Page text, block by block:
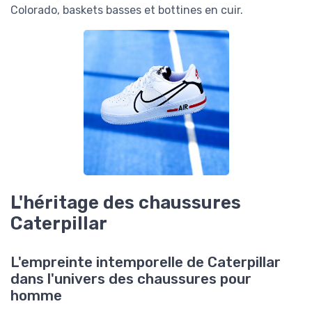
Colorado, baskets basses et bottines en cuir.
L'héritage des chaussures
Caterpillar
L'empreinte intemporelle de Caterpillar
dans l'univers des chaussures pour
homme